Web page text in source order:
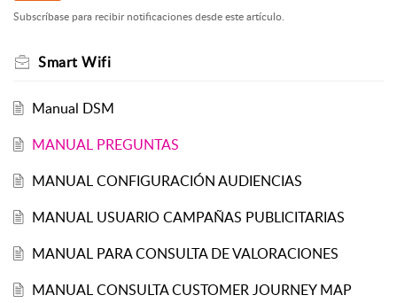
Subscríbase para recibir notificaciones desde este artículo.
Smart Wifi
Manual DSM
MANUAL PREGUNTAS
MANUAL CONFIGURACIÓN AUDIENCIAS
MANUAL USUARIO CAMPAÑAS PUBLICITARIAS
MANUAL PARA CONSULTA DE VALORACIONES
MANUAL CONSULTA CUSTOMER JOURNEY MAP